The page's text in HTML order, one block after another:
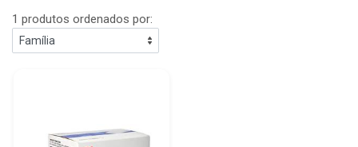
1 produtos ordenados por: